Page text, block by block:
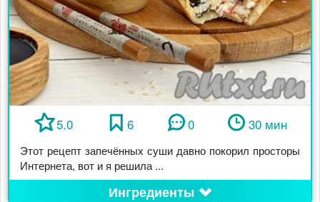
5.0 6 0 30 мин
Этот рецепт запечённых суши давно покорил просторы
Интернета, вот и я решила ...
Ингредиенты